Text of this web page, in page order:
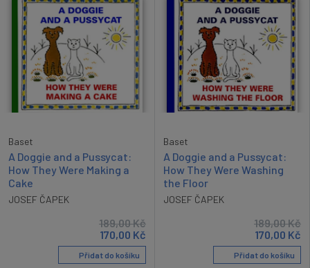
Baset
A Doggie and a Pussycat:
How They Were Making a
Cake
JOSEF ČAPEK
189,00Kč
170,00 Kč
Přidat do košíku
Baset
A Doggie and a Pussycat:
How They Were Washing
the Floor
JOSEF ČAPEK
189,00Kč
170,00 Kč
Přidat do košíku